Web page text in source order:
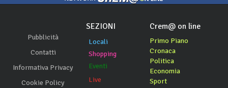
Pubblicità
Contatti
Informativa Privacy
Cookie Policy
SEZIONI
Locali
Shopping
Eventi
Live
Crem@ on line
Primo Piano
Cronaca
Politica
Economia
Sport